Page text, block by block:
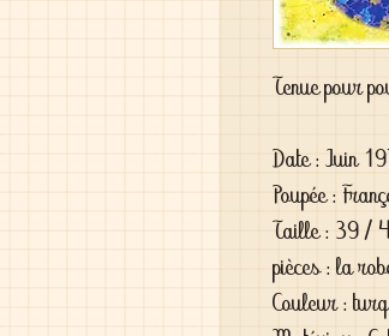
Tenue pour
Date : Juin
Poupée :
Taille : 39 /
pièces : la
Couleur :